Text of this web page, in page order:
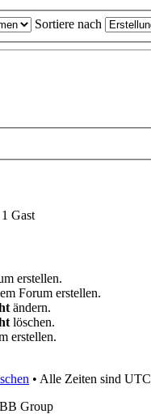
Sortiere nach
Gast
erstellen.
Forum erstellen.
ändern.
löschen.
erstellen.
• Alle Zeiten sind UTC
Group